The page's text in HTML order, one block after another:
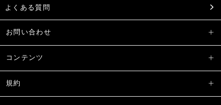
よくある質問
お問い合わせ
コンテンツ
規約